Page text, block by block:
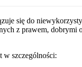
się do
z prawem, dobrymi
w szczególności: